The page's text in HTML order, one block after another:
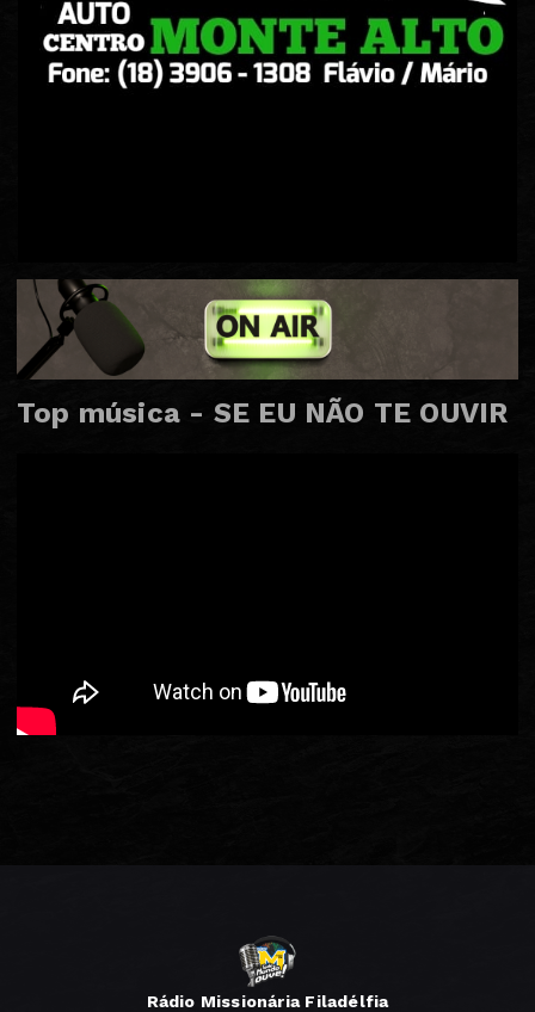
Top música - SE EU NÃO TE OUVIR
Rádio Missionária Filadélfia